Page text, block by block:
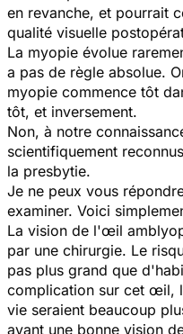
en revanche, et pourrait
qualité visuelle
La myopie évolue
a pas de règle absolue.
myopie commence tôt
tôt, et inversement.
Non, à notre
scientifiquement
la presbytie.
Je ne peux vous
examiner. Voici
La vision de l'œil
par une chirurgie. Le
pas plus grand que
complication sur cet œil,
vie seraient beaucoup
ayant une bonne vision